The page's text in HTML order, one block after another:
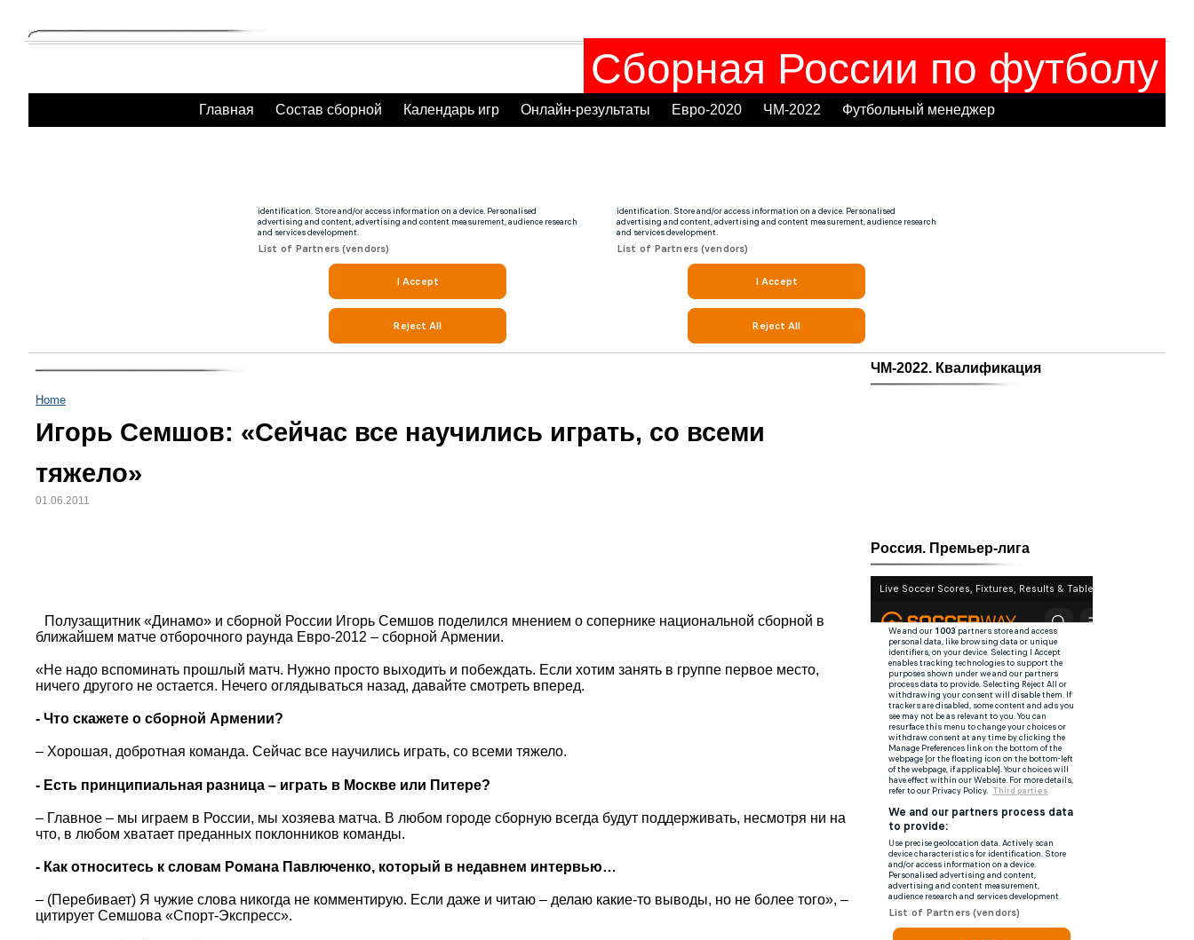
Сборная России по футболу
Главная Состав сборной Календарь игр Онлайн-результаты Евро-2020 ЧМ-2022 Футбольный менеджер
Home
Игорь Семшов: «Сейчас все научились играть, со всеми
тяжело»
01.06.2011
Полузащитник «Динамо» и сборной России Игорь Семшов поделился мнением о сопернике национальной сборной в
ближайшем матче отборочного раунда Евро-2012 – сборной Армении.
«Не надо вспоминать прошлый матч. Нужно просто выходить и побеждать. Если хотим занять в группе первое место,
ничего другого не остается. Нечего оглядываться назад, давайте смотреть вперед.
- Что скажете о сборной Армении?
– Хорошая, добротная команда. Сейчас все научились играть, со всеми тяжело.
- Есть принципиальная разница – играть в Москве или Питере?
– Главное – мы играем в России, мы хозяева матча. В любом городе сборную всегда будут поддерживать, несмотря ни на
что, в любом хватает преданных поклонников команды.
- Как относитесь к словам Романа Павлюченко, который в недавнем интервью…
– (Перебивает) Я чужие слова никогда не комментирую. Если даже и читаю – делаю какие-то выводы, но не более того», –
цитирует Семшова «Спорт-Экспресс».
ЧМ-2022. Квалификация
Россия. Премьер-лига